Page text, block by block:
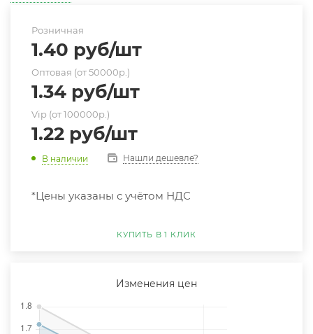
Розничная
1.40 руб/шт
Оптовая (от 50000р.)
1.34 руб/шт
Vip (от 100000р.)
1.22 руб/шт
В наличии Нашли дешевле?
*Цены указаны с учётом НДС
КУПИТЬ В 1 КЛИК
Изменения цен